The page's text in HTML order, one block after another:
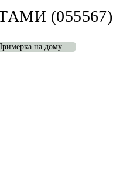
(055567)
на дому